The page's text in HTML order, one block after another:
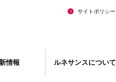
情報 ルネサンスについて
サイトポリシー